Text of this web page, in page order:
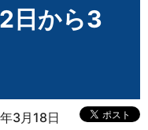
日から3
3月18日